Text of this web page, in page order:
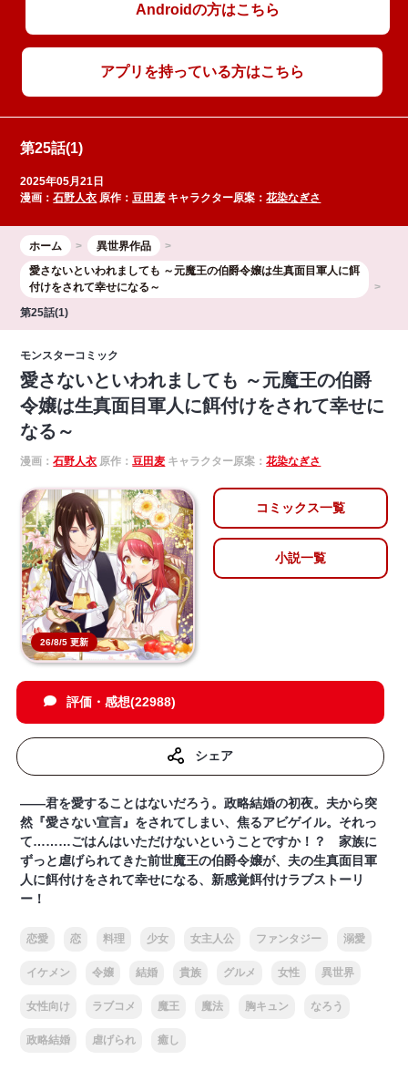
Androidの方はこちら
アプリを持っている方はこちら
第25話(1)
2025年05月21日
漫画：石野人衣 原作：豆田麦 キャラクター原案：花染なぎさ
ホーム
異世界作品
愛さないといわれましても ～元魔王の伯爵令嬢は生真面目軍人に餌
付けをされて幸せになる～
第25話(1)
モンスターコミック
愛さないといわれましても ～元魔王の伯爵
令嬢は生真面目軍人に餌付けをされて幸せに
なる～
漫画：石野人衣 原作：豆田麦 キャラクター原案：花染なぎさ
26/8/5 更新
コミックス一覧
小説一覧
評価・感想(22988)
シェア
――君を愛することはないだろう。政略結婚の初夜。夫から突
然『愛さない宣言』をされてしまい、焦るアビゲイル。それっ
て………ごはんはいただけないということですか！？ 家族に
ずっと虐げられてきた前世魔王の伯爵令嬢が、夫の生真面目軍
人に餌付けをされて幸せになる、新感覚餌付けラブストーリ
ー！
恋愛 恋 料理 少女 女主人公 ファンタジー 溺愛
イケメン 令嬢 結婚 貴族 グルメ 女性 異世界
女性向け ラブコメ 魔王 魔法 胸キュン なろう
政略結婚 虐げられ 癒し